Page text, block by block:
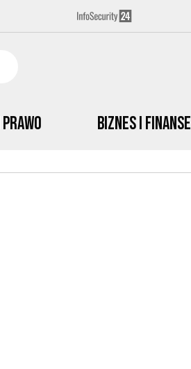
Biznes i Finanse